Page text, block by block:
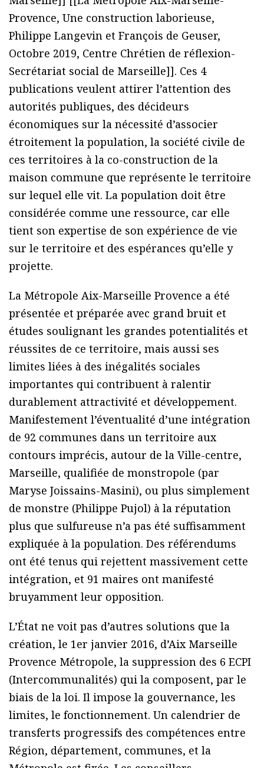
Provence, Une construction laborieuse,
Philippe Langevin et François de Geuser,
Octobre 2019, Centre Chrétien de réflexion-
Secrétariat social de Marseille]]. Ces 4
publications veulent attirer l’attention des
autorités publiques, des décideurs
économiques sur la nécessité d’associer
étroitement la population, la société civile de
ces territoires à la co-construction de la
maison commune que représente le territoire
sur lequel elle vit. La population doit être
considérée comme une ressource, car elle
tient son expertise de son expérience de vie
sur le territoire et des espérances qu’elle y
projette.
La Métropole Aix-Marseille Provence a été
présentée et préparée avec grand bruit et
études soulignant les grandes potentialités et
réussites de ce territoire, mais aussi ses
limites liées à des inégalités sociales
importantes qui contribuent à ralentir
durablement attractivité et développement.
Manifestement l’éventualité d’une intégration
de 92 communes dans un territoire aux
contours imprécis, autour de la Ville-centre,
Marseille, qualifiée de monstropole (par
Maryse Joissains-Masini), ou plus simplement
de monstre (Philippe Pujol) à la réputation
plus que sulfureuse n’a pas été suffisamment
expliquée à la population. Des référendums
ont été tenus qui rejettent massivement cette
intégration, et 91 maires ont manifesté
bruyamment leur opposition.
L’État ne voit pas d’autres solutions que la
création, le 1er janvier 2016, d’Aix Marseille
Provence Métropole, la suppression des 6 ECPI
(Intercommunalités) qui la composent, par le
biais de la loi. Il impose la gouvernance, les
limites, le fonctionnement. Un calendrier de
transferts progressifs des compétences entre
Région, département, communes, et la